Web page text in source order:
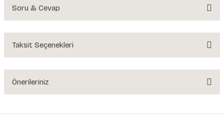
Soru & Cevap
Ürün hakkında henüz soru sorulmamış.
Taksit Seçenekleri
Önerileriniz
yetersiz gördüğünüz noktaları öneri formunu kullanarak tarafımıza